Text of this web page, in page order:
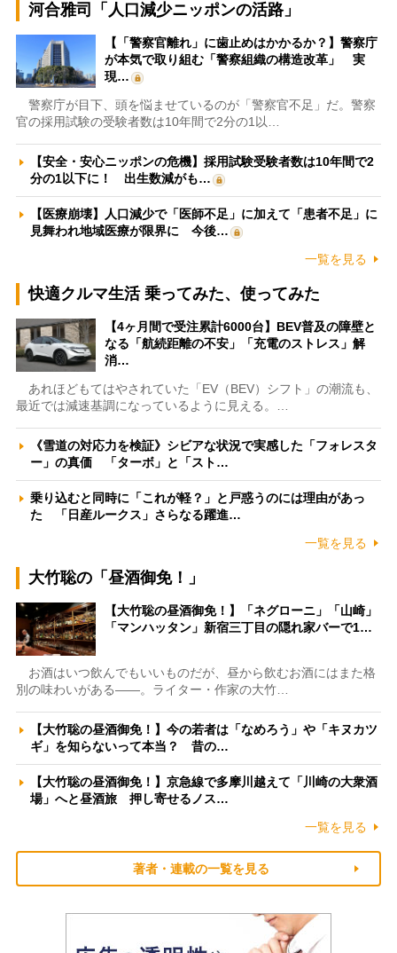
河合雅司「人口減少ニッポンの活路」
【「警察官離れ」に歯止めはかかるか？】警察庁
が本気で取り組む「警察組織の構造改革」 実
現…
警察庁が目下、頭を悩ませているのが「警察官不足」だ。警察
官の採用試験の受験者数は10年間で2分の1以…
【安全・安心ニッポンの危機】採用試験受験者数は10年間で2
分の1以下に！ 出生数減がも…
【医療崩壊】人口減少で「医師不足」に加えて「患者不足」に
見舞われ地域医療が限界に 今後…
一覧を見る
快適クルマ生活 乗ってみた、使ってみた
【4ヶ月間で受注累計6000台】BEV普及の障壁と
なる「航続距離の不安」「充電のストレス」解
消…
あれほどもてはやされていた「EV（BEV）シフト」の潮流も、
最近では減速基調になっているように見える。…
《雪道の対応力を検証》シビアな状況で実感した「フォレスタ
ー」の真価 「ターボ」と「スト…
乗り込むと同時に「これが軽？」と戸惑うのには理由があっ
た 「日産ルークス」さらなる躍進…
一覧を見る
大竹聡の「昼酒御免！」
【大竹聡の昼酒御免！】「ネグローニ」「山崎」
「マンハッタン」新宿三丁目の隠れ家バーで1…
お酒はいつ飲んでもいいものだが、昼から飲むお酒にはまた格
別の味わいがある――。ライター・作家の大竹…
【大竹聡の昼酒御免！】今の若者は「なめろう」や「キヌカツ
ギ」を知らないって本当？ 昔の…
【大竹聡の昼酒御免！】京急線で多摩川越えて「川崎の大衆酒
場」へと昼酒旅 押し寄せるノス…
一覧を見る
著者・連載の一覧を見る